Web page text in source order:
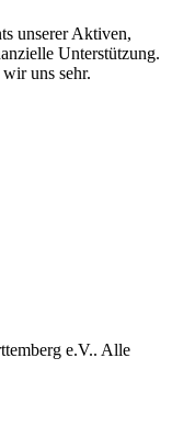
unserer Aktiven,
Unterstützung.
uns sehr.
e.V.. Alle